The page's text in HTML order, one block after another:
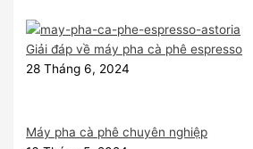
Giải đáp về máy pha cà phê espresso
28 Tháng 6, 2024
Máy pha cà phê chuyên nghiệp